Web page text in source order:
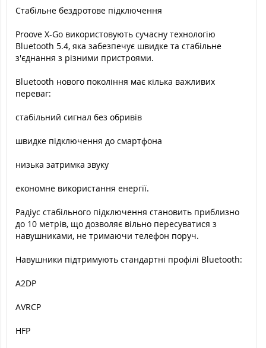
Стабільне бездротове підключення
Proove X-Go використовують сучасну технологію
Bluetooth 5.4, яка забезпечує швидке та стабільне
з'єднання з різними пристроями.
Bluetooth нового покоління має кілька важливих
переваг:
стабільний сигнал без обривів
швидке підключення до смартфона
низька затримка звуку
економне використання енергії.
Радіус стабільного підключення становить приблизно
до 10 метрів, що дозволяє вільно пересуватися з
навушниками, не тримаючи телефон поруч.
Навушники підтримують стандартні профілі Bluetooth:
A2DP
AVRCP
HFP